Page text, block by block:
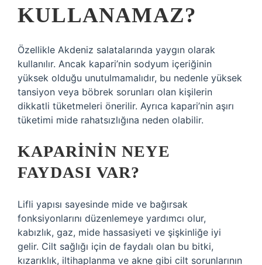
KULLANAMAZ?
Özellikle Akdeniz salatalarında yaygın olarak
kullanılır. Ancak kapari’nin sodyum içeriğinin
yüksek olduğu unutulmamalıdır, bu nedenle yüksek
tansiyon veya böbrek sorunları olan kişilerin
dikkatli tüketmeleri önerilir. Ayrıca kapari’nin aşırı
tüketimi mide rahatsızlığına neden olabilir.
KAPARININ NEYE
FAYDASI VAR?
Lifli yapısı sayesinde mide ve bağırsak
fonksiyonlarını düzenlemeye yardımcı olur,
kabızlık, gaz, mide hassasiyeti ve şişkinliğe iyi
gelir. Cilt sağlığı için de faydalı olan bu bitki,
kızarıklık, iltihaplanma ve akne gibi cilt sorunlarının